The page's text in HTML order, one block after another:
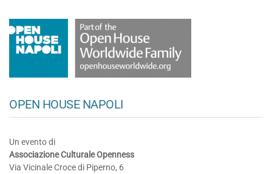
OPEN HOUSE NAPOLI
Un evento di
Associazione Culturale Openness
Via Vicinale Croce di Piperno, 6